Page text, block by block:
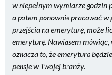
w niepełnym wymiarze godzin
a potem ponownie pracować w
przejścia na emeryturę, może
emeryturę. Nawiasem mówiąc,
oznacza to, że emerytura
pensje w Twojej branży.